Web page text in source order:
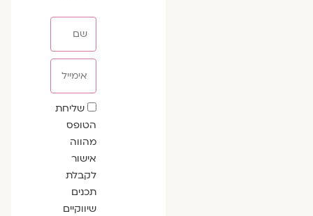
שדה
הסכמה
שליחת
הטופס
מהווה
אישור
לקבלת
תכנים
שיווקיים